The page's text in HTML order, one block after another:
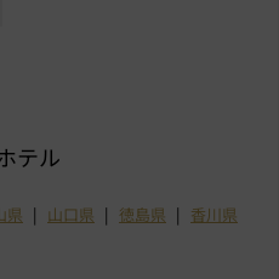
テル
県 山口県 徳島県
香川県